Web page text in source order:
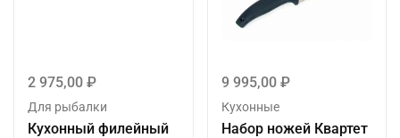
2 975,00 ₽
Для рыбалки
Кухонный филейный
9 995,00 ₽
Кухонные
Набор ножей Квартет